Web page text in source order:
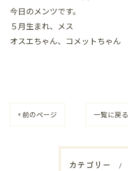
今日のメンツです。
５月生まれ、メス
オスエちゃん、コメットちゃん
< 前のページ 一覧に戻る
カテゴリー